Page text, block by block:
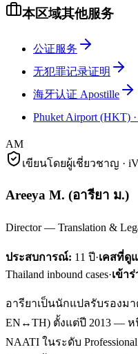
本区域其他服务
公证服务
无犯罪记录证明
海牙认证 Apostille
Phuket Airport (HKT) ·
AM
เขียนโดยผู้เชี่ยวชาญ ·
Areeya M. (อารียา ม.)
Director — Translation &
ประสบการณ์: 11 ปี·เคสที่ดู
Thailand inbound cases·เข้า
อารียาเป็นนักแปลรับรองมา
EN↔TH) ตั้งแต่ปี 2013 —
NAATI ในระดับ